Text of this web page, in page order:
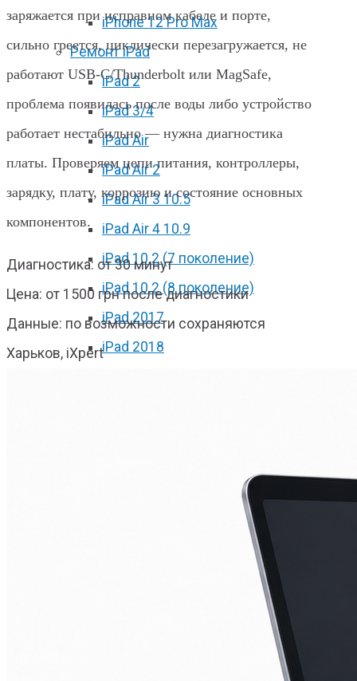
iPhone 12 Pro Max
Ремонт iPad
iPad 2
iPad 3/4
iPad Air
iPad Air 2
iPad Air 3 10.5
iPad Air 4 10.9
iPad 10.2 (7 поколение)
iPad 10.2 (8 поколение)
iPad 2017
iPad 2018
заряжается при исправном кабеле и порте,
сильно греется, циклически перезагружается, не
работают USB-C/Thunderbolt или MagSafe,
проблема появилась после воды либо устройство
работает нестабильно — нужна диагностика
платы. Проверяем цепи питания, контроллеры,
зарядку, плату, коррозию и состояние основных
компонентов.
Диагностика: от 30 минут
Цена: от 1500 грн после диагностики
Данные: по возможности сохраняются
Харьков, iXpert